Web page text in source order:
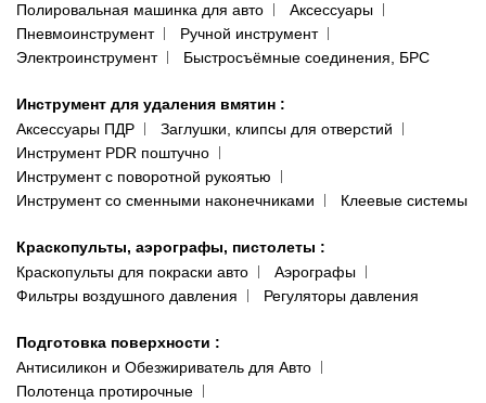
Полировальная машинка для авто
Аксессуары
Пневмоинструмент
Ручной инструмент
Электроинструмент
Быстросъёмные соединения, БРС
Инструмент для удаления вмятин :
Аксессуары ПДР
Заглушки, клипсы для отверстий
Инструмент PDR поштучно
Инструмент с поворотной рукоятью
Инструмент со сменными наконечниками
Клеевые системы
Краскопульты, аэрографы, пистолеты :
Краскопульты для покраски авто
Аэрографы
Фильтры воздушного давления
Регуляторы давления
Подготовка поверхности :
Антисиликон и Обезжириватель для Авто
Полотенца протирочные